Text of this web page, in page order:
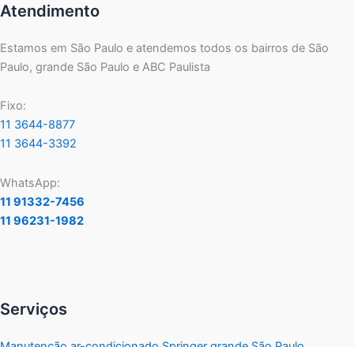
Atendimento
Estamos em São Paulo e atendemos todos os bairros de São
Paulo, grande São Paulo e ABC Paulista
Fixo:
11 3644-8877
11 3644-3392
WhatsApp:
11 91332-7456
11 96231-1982
Serviços